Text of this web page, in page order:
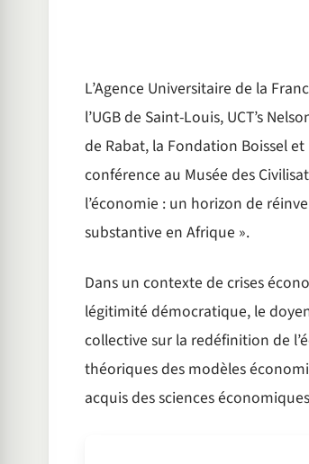
L’Agence Universitaire de la
l’UGB de Saint-Louis, UCT’s
de Rabat, la Fondation Boissel
conférence au Musée des
l’économie : un horizon de
substantive en Afrique ».
Dans un contexte de crises
légitimité démocratique, le doyen
collective sur la redéfinition de
théoriques des modèles
acquis des sciences